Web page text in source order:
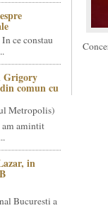
ce constau
Grigory
comun cu
Metropolis)
am amintit
in
Bucuresti a